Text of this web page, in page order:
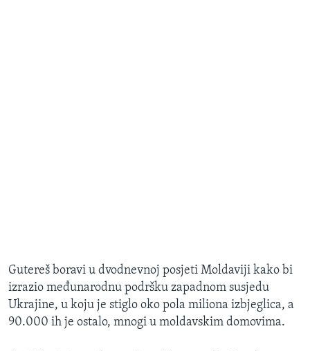
Gutereš boravi u dvodnevnoj posjeti Moldaviji kako bi
izrazio međunarodnu podršku zapadnom susjedu
Ukrajine, u koju je stiglo oko pola miliona izbjeglica, a
90.000 ih je ostalo, mnogi u moldavskim domovima.